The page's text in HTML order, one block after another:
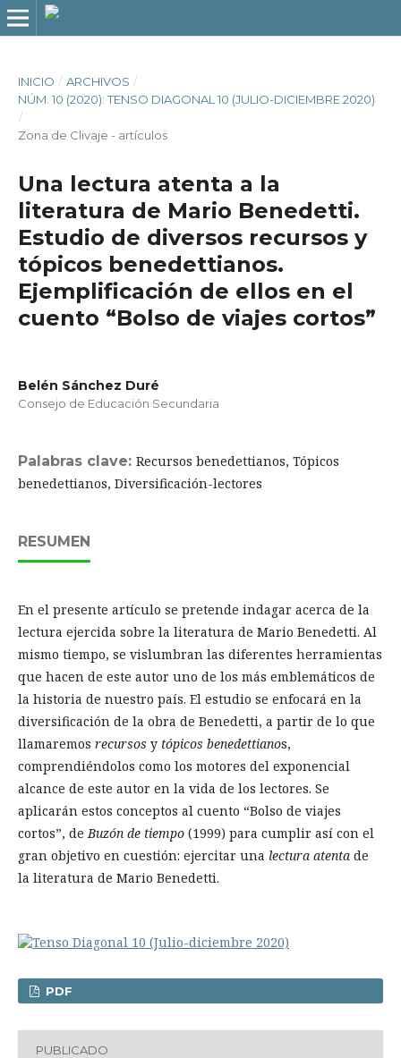
INICIO / ARCHIVOS /
NÚM. 10 (2020): TENSO DIAGONAL 10 (JULIO-DICIEMBRE 2020)
/
Zona de Clivaje - artículos
Una lectura atenta a la
literatura de Mario Benedetti.
Estudio de diversos recursos y
tópicos benedettianos.
Ejemplificación de ellos en el
cuento “Bolso de viajes cortos”
Belén Sánchez Duré
Consejo de Educación Secundaria
Palabras clave: Recursos benedettianos, Tópicos
benedettianos, Diversificación-lectores
RESUMEN
En el presente artículo se pretende indagar acerca de la
lectura ejercida sobre la literatura de Mario Benedetti. Al
mismo tiempo, se vislumbran las diferentes herramientas
que hacen de este autor uno de los más emblemáticos de
la historia de nuestro país. El estudio se enfocará en la
diversificación de la obra de Benedetti, a partir de lo que
llamaremos recursos y tópicos benedettianos,
comprendiéndolos como los motores del exponencial
alcance de este autor en la vida de los lectores. Se
aplicarán estos conceptos al cuento “Bolso de viajes
cortos”, deBuzón de tiempo (1999) para cumplir así con el
gran objetivo en cuestión: ejercitar una lectura atenta de
la literatura de Mario Benedetti.
PDF
PUBLICADO